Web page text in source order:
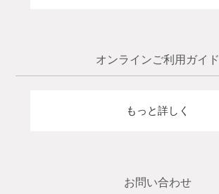
オンラインご利用ガイド
もっと詳しく
お問い合わせ